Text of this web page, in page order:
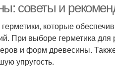
советы и
которые
При выборе герметика
и форм древесины.
упругость.